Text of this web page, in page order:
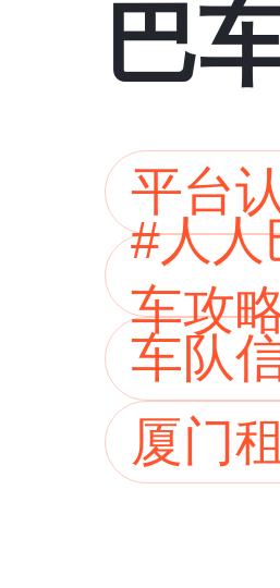
巴
平台
#人人
车攻
车队
厦门